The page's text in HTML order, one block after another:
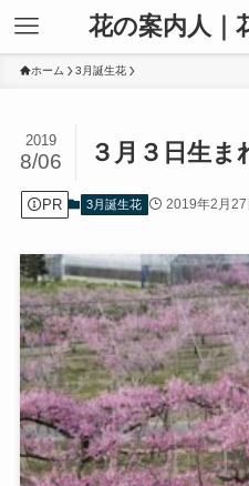
花の案内人｜
ホーム 3月誕生花
３月３日生ま
2019
8/06
PR 3月誕生花 2019年2月27